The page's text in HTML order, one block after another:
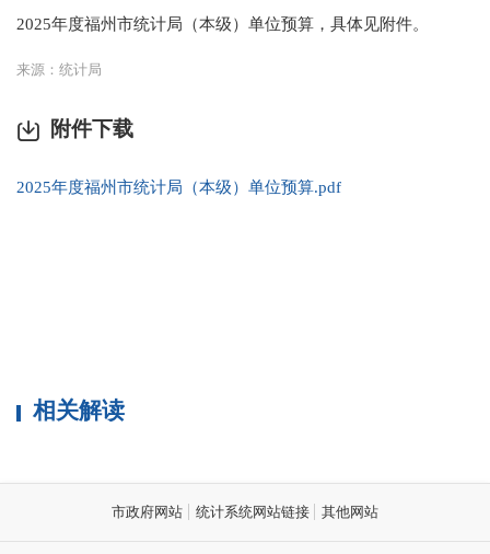
2025年度福州市统计局（本级）单位预算，具体见附件。
来源：统计局
附件下载
2025年度福州市统计局（本级）单位预算.pdf
相关解读
市政府网站 统计系统网站链接 其他网站